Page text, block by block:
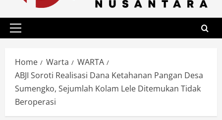
Primary
Home Warta
WARTA
ABJI Soroti Realisasi Dana Ketahanan Pangan Desa
Sumengko, Sejumlah Kolam Lele Ditemukan Tidak
Beroperasi